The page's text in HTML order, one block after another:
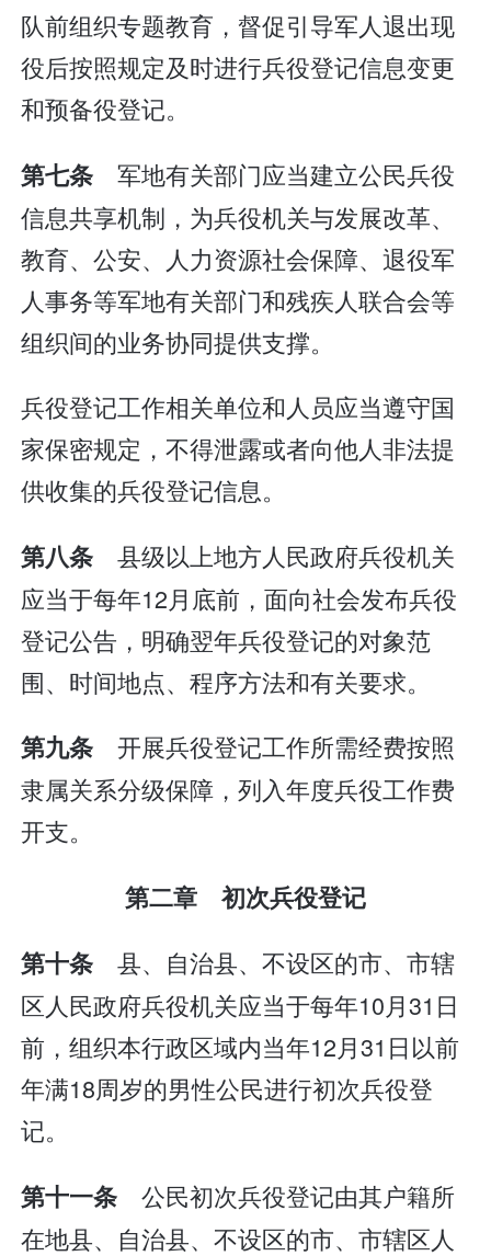
队前组织专题教育，督促引导军人退出现
役后按照规定及时进行兵役登记信息变更
和预备役登记。
第七条军地有关部门应当建立公民兵役
信息共享机制，为兵役机关与发展改革、
教育、公安、人力资源社会保障、退役军
人事务等军地有关部门和残疾人联合会等
组织间的业务协同提供支撑。
兵役登记工作相关单位和人员应当遵守国
家保密规定，不得泄露或者向他人非法提
供收集的兵役登记信息。
第八条县级以上地方人民政府兵役机关
应当于每年12月底前，面向社会发布兵役
登记公告，明确翌年兵役登记的对象范
围、时间地点、程序方法和有关要求。
第九条开展兵役登记工作所需经费按照
隶属关系分级保障，列入年度兵役工作费
开支。
第二章 初次兵役登记
第十条县、自治县、不设区的市、市辖
区人民政府兵役机关应当于每年10月31日
前，组织本行政区域内当年12月31日以前
年满18周岁的男性公民进行初次兵役登
记。
第十一条公民初次兵役登记由其户籍所
在地县、自治县、不设区的市、市辖区人